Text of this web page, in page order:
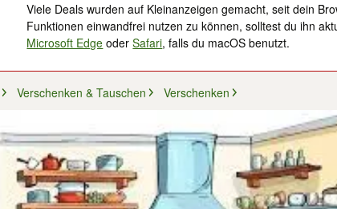
Viele Deals wurden auf Kleinanzeigen gemacht, seit dein
Funktionen einwandfrei nutzen zu können, solltest du ihn
Microsoft Edge oderSafari, falls du macOS benutzt.
Verschenken & Tauschen Verschenken